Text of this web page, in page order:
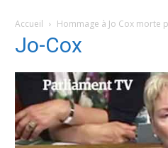
Accueil Hommage à Jo Cox morte
Jo-Cox